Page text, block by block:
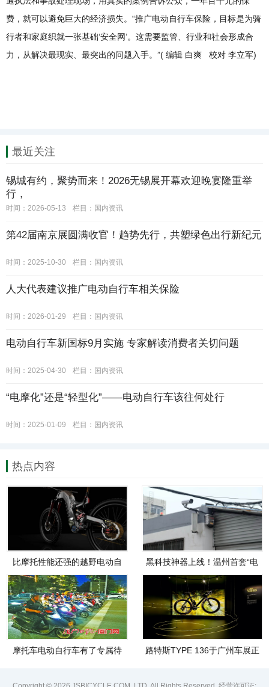
费，就可以避免巨大的经济损失。“推广电动自行车保险，目标是为骑
行者和家庭织就一张基础‘安全网’。这需要监管、行业和社会形成合
力，从解决最现实、最突出的问题入手。”( 编辑 白爽 校对 李立军)
最近关注
锡城有约，聚势而来！2026无锡展开幕欢迎晚宴隆重举
行，
时间：2026-05-13 栏目： 国内资讯
第42届南京展圆满收官！趋势先行，共塑绿色出行新纪元
时间：2025-10-30 栏目： 国内资讯
人大代表建议推广电动自行车相关保险
时间：2026-01-29 栏目： 国内资讯
电动自行车新国标9月实施 专家解读消费者关切问题
时间：2025-04-30 栏目： 国内资讯
“电摩化”还是“轻型化”——电动自行车该往何处行
时间：2025-01-09 栏目： 国内资讯
热点内容
比摩托性能还强的越野电动自
黑科技神器上线！温州首套“电
投入使用
摩托车电动自行车有了专属待
路特斯TYPE 136于广州车展正